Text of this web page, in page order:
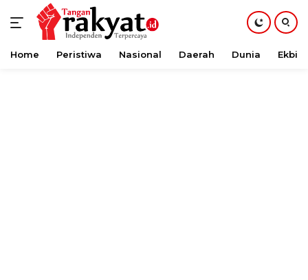
Langsung
Home Peristiwa Nasional Daerah Dunia Ekbis